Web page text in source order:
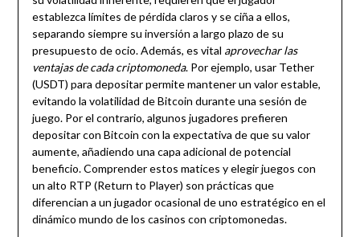
establezca límites de pérdida claros y se ciña a ellos,
separando siempre su inversión a largo plazo de su
presupuesto de ocio. Además, es vital aprovechar las
ventajas de cada criptomoneda. Por ejemplo, usar Tether
(USDT) para depositar permite mantener un valor estable,
evitando la volatilidad de Bitcoin durante una sesión de
juego. Por el contrario, algunos jugadores prefieren
depositar con Bitcoin con la expectativa de que su valor
aumente, añadiendo una capa adicional de potencial
beneficio. Comprender estos matices y elegir juegos con
un alto RTP (Return to Player) son prácticas que
diferencian a un jugador ocasional de uno estratégico en el
dinámico mundo de los casinos con criptomonedas.